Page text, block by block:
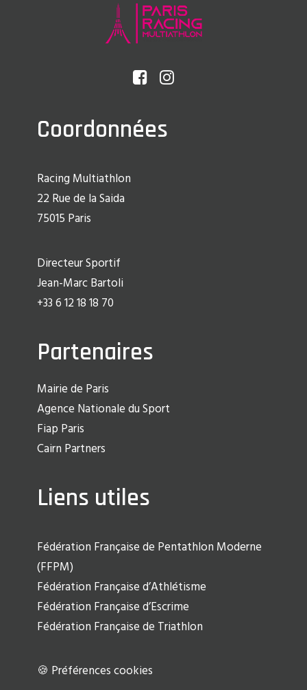
Coordonnées
Racing Multiathlon
22 Rue de la Saida
75015 Paris
Directeur Sportif
Jean-Marc Bartoli
+33 6 12 18 18 70
Partenaires
Mairie de Paris
Agence Nationale du Sport
Fiap Paris
Cairn Partners
Liens utiles
Fédération Française de Pentathlon Moderne
(FFPM)
Fédération Française d’Athlétisme
Fédération Française d’Escrime
Fédération Française de Triathlon
🍪 Préférences cookies